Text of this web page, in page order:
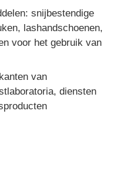
snijbestendige
lashandschoenen,
voor het gebruik van
van
diensten